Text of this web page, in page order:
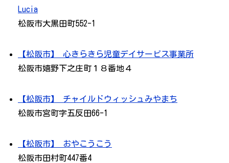
Lucia
松阪市大黒田町552-1
【松阪市】 心きらきら児童デイサービス事業所
松阪市嬉野下之庄町１８番地４
【松阪市】 チャイルドウィッシュみやまち
松阪市宮町字五反田66-1
【松阪市】 おやこうこう
松阪市田村町447番4